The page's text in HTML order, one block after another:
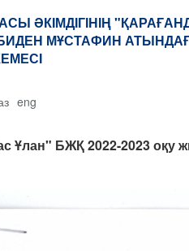
ӘКІМДІГІНІҢ
МҰСТАФИН
eng
Ұлан" БЖҚ 2022-2023